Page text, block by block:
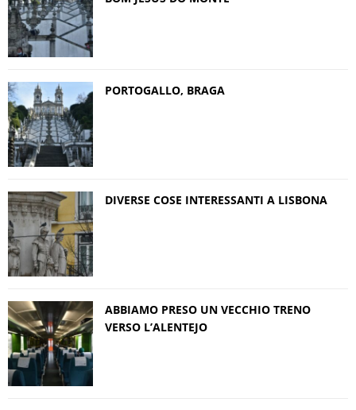
PORTOGALLO, BRAGA
DIVERSE COSE INTERESSANTI A LISBONA
ABBIAMO PRESO UN VECCHIO TRENO
VERSO L’ALENTEJO